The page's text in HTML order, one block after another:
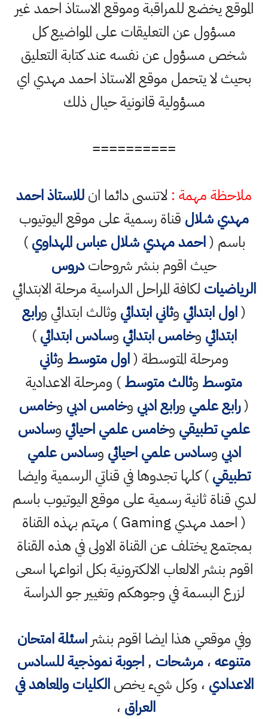
الموقع يخضع للمراقبة وموقع الاستاذ احمد غير
مسؤول عن التعليقات على المواضيع كل
شخص مسؤول عن نفسه عند كتابة التعليق
بحيث لا يتحمل موقع الاستاذ احمد مهدي اي
مسؤولية قانونية حيال ذلك
==========
ملاحظة مهمة : لاتنسى دائما انللاستاذ احمد
مهدي شلال قناة رسمية على موقع اليوتيوب
باسم (احمد مهدي شلال عباس المهداوي)
حيث اقوم بنشر شروحاتدروس
الرياضيات لكافة المراحل الدراسية مرحلة الابتدائي
(اول ابتدائي وثاني ابتدائي وثالث ابتدائي ورابع
ابتدائي وخامس ابتدائي وسادس ابتدائي)
ومرحلة المتوسطة (اول متوسط وثاني
متوسط وثالث متوسط) ومرحلة الاعدادية
(رابع علمي ورابع ادبي وخامس ادبي وخامس
علمي تطبيقي وخامس علمي احيائي وسادس
ادبي وسادس علمي احيائي وسادس علمي
تطبيقي) كلها تجدوها في قناتي الرسمية وايضا
لدي قناة ثانية رسمية على موقع اليوتيوب باسم
( احمد مهدي Gaming ) مهتم بهذه القناة
بمجتمع يختلف عن القناة الاولى في هذه القناة
اقوم بنشر الالعاب الالكترونية بكل انواعها اسعى
لزرع البسمة في وجوهكم وتغيير جو الدراسة
وفي موقعي هذا ايضا اقوم بنشراسئلة امتحان
متنوعه،مرشحات ,اجوبة نموذجية للسادس
الاعدادي ، وكل شيء يخصالكليات والمعاهد في
العراق ،